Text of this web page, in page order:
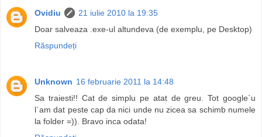
Ovidiu
21 iulie 2010 la 19:35
Doar salveaza .exe-ul altundeva (de exemplu, pe Desktop)
Răspundeți
Unknown 16 februarie 2011 la 14:48
Sa traiesti!! Cat de simplu pe atat de greu. Tot google`u
l`am dat peste cap da nici unde nu zicea sa schimb numele
la folder =)). Bravo inca odata!